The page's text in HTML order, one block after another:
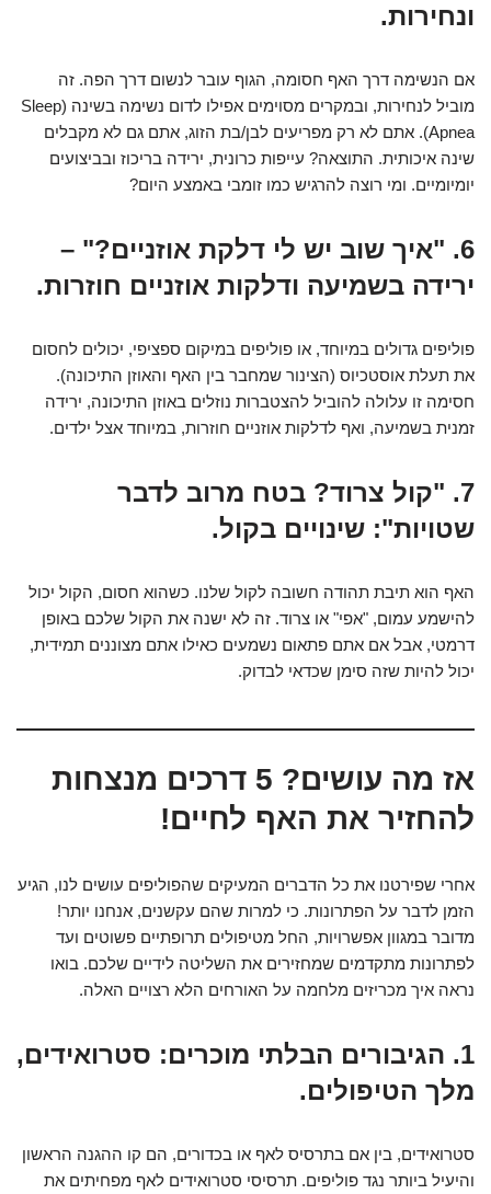
ונחירות.
אם הנשימה דרך האף חסומה, הגוף עובר לנשום דרך הפה. זה
מוביל לנחירות, ובמקרים מסוימים אפילו לדום נשימה בשינה (Sleep
Apnea). אתם לא רק מפריעים לבן/בת הזוג, אתם גם לא מקבלים
שינה איכותית. התוצאה? עייפות כרונית, ירידה בריכוז ובביצועים
יומיומיים. ומי רוצה להרגיש כמו זומבי באמצע היום?
6. "איך שוב יש לי דלקת אוזניים?" –
ירידה בשמיעה ודלקות אוזניים חוזרות.
פוליפים גדולים במיוחד, או פוליפים במיקום ספציפי, יכולים לחסום
את תעלת אוסטכיוס (הצינור שמחבר בין האף והאוזן התיכונה).
חסימה זו עלולה להוביל להצטברות נוזלים באוזן התיכונה, ירידה
זמנית בשמיעה, ואף לדלקות אוזניים חוזרות, במיוחד אצל ילדים.
7. "קול צרוד? בטח מרוב לדבר
שטויות": שינויים בקול.
האף הוא תיבת תהודה חשובה לקול שלנו. כשהוא חסום, הקול יכול
להישמע עמום, "אפי" או צרוד. זה לא ישנה את הקול שלכם באופן
דרמטי, אבל אם אתם פתאום נשמעים כאילו אתם מצוננים תמידית,
יכול להיות שזה סימן שכדאי לבדוק.
אז מה עושים? 5 דרכים מנצחות
להחזיר את האף לחיים!
אחרי שפירטנו את כל הדברים המעיקים שהפוליפים עושים לנו, הגיע
הזמן לדבר על הפתרונות. כי למרות שהם עקשנים, אנחנו יותר!
מדובר במגוון אפשרויות, החל מטיפולים תרופתיים פשוטים ועד
לפתרונות מתקדמים שמחזירים את השליטה לידיים שלכם. בואו
נראה איך מכריזים מלחמה על האורחים הלא רצויים האלה.
1. הגיבורים הבלתי מוכרים: סטרואידים,
מלך הטיפולים.
סטרואידים, בין אם בתרסיס לאף או בכדורים, הם קו ההגנה הראשון
והיעיל ביותר נגד פוליפים. תרסיסי סטרואידים לאף מפחיתים את